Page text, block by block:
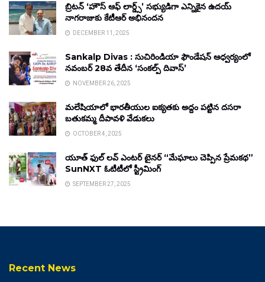
బ్రిటన్ ‘హౌస్ ఆఫ్ లార్డ్స్’ సభ్యుడిగా ఎన్నికైన ఉదయ్
నాగరాజుకు కేటీఆర్ అభినందన
DECEMBER 11, 2025
Sankalp Divas : సుచిరిండియా ఫౌండేషన్ ఆధ్వర్యంలో
నవంబర్ 28వ తేదీన ‘సంకల్ప్ దివాస్’
NOVEMBER 26, 2025
మలేషియాలో భారతీయుల ఐక్యతకు అద్దం పట్టిన దసరా
బతుకమ్మ దీపావళి వేడుకలు
OCTOBER 4, 2025
యూత్ ఫుల్ లవ్ ఎంటర్ టైనర్ “మేఘాలు చెప్పిన ప్రేమకథ”
SunNXT ఓటీటీలో స్ట్రీమింగ్
SEPTEMBER 27, 2025
Recent News